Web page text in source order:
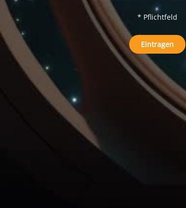
* Pflichtfeld